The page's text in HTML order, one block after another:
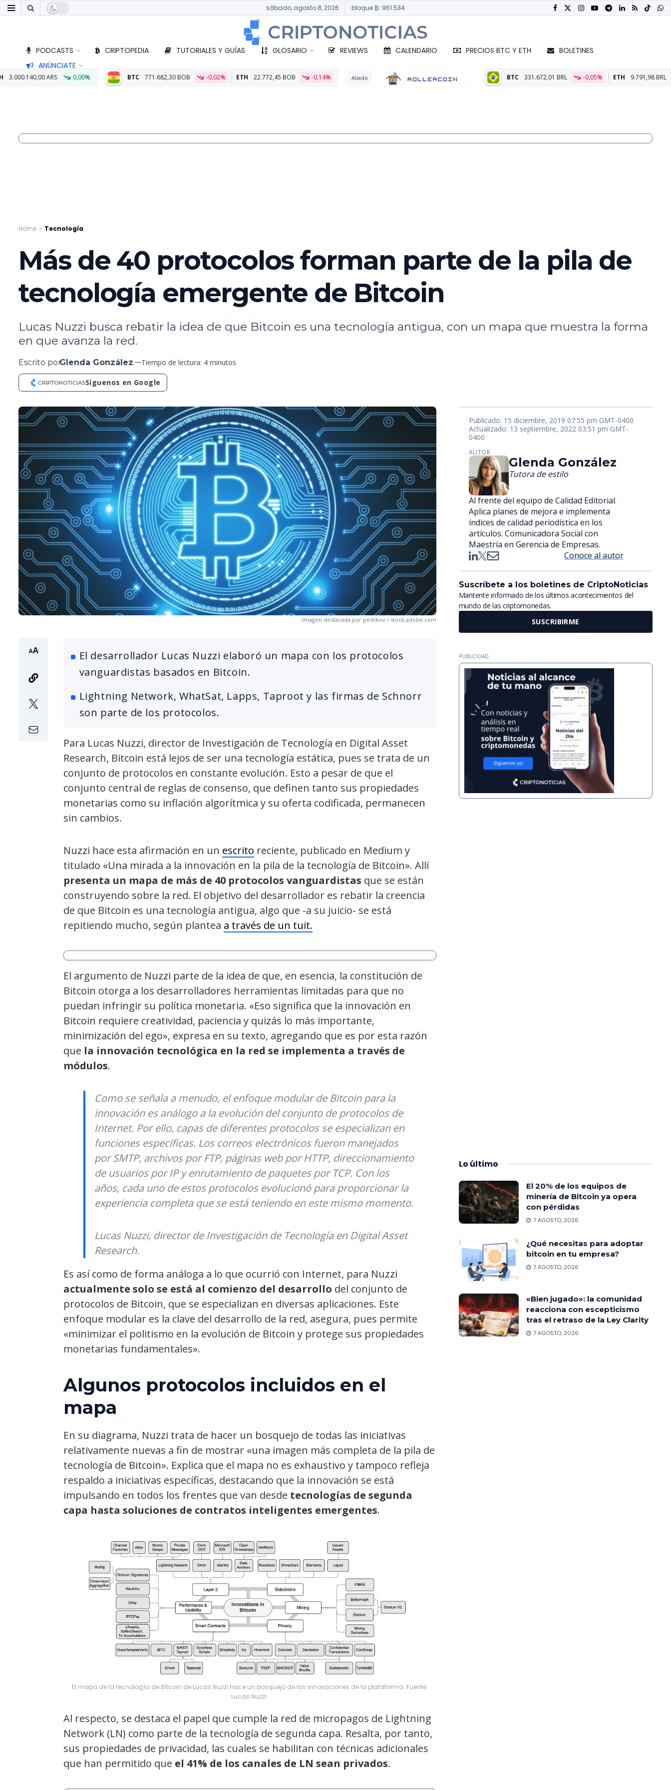
sábado, agosto 8, 2026 bloque ₿: 961.534
PODCASTS CRIPTOPEDIA TUTORIALES Y GUÍAS GLOSARIO REVIEWS CALENDARIO PRECIOS BTC Y ETH
BOLETINES
ANÚNCIATE
0,00% BTC 771.682,30 BOB -0,02% ETH 22.772,45 BOB -0,14% Aliado BTC 331.672,01 BRL -0,05% ETH 9.791,98 BRL 0,07%
Home Tecnología
Más de 40 protocolos forman parte de la pila de
tecnología emergente de Bitcoin
Lucas Nuzzi busca rebatir la idea de que Bitcoin es una tecnología antigua, con un mapa que muestra la forma
en que avanza la red.
Escrito porGlenda González. Tiempo de lectura: 4 minutos
Síguenos en Google
Imagen destacada por peshkov / stock.adobe.com
El desarrollador Lucas Nuzzi elaboró un mapa con los protocolos
vanguardistas basados en Bitcoin.
Lightning Network, WhatSat, Lapps, Taproot y las firmas de Schnorr
son parte de los protocolos.
Para Lucas Nuzzi, director de Investigación de Tecnología en Digital Asset
Research, Bitcoin está lejos de ser una tecnología estática, pues se trata de un
conjunto de protocolos en constante evolución. Esto a pesar de que el
conjunto central de reglas de consenso, que definen tanto sus propiedades
monetarias como su inflación algorítmica y su oferta codificada, permanecen
sin cambios.
Nuzzi hace esta afirmación en un escrito reciente, publicado en Medium y
titulado «Una mirada a la innovación en la pila de la tecnología de Bitcoin». Allí
presenta un mapa de más de 40 protocolos vanguardistas que se están
construyendo sobre la red. El objetivo del desarrollador es rebatir la creencia
de que Bitcoin es una tecnología antigua, algo que -a su juicio- se está
repitiendo mucho, según plantea a través de un tuit.
El argumento de Nuzzi parte de la idea de que, en esencia, la constitución de
Bitcoin otorga a los desarrolladores herramientas limitadas para que no
puedan infringir su política monetaria. «Eso significa que la innovación en
Bitcoin requiere creatividad, paciencia y quizás lo más importante,
minimización del ego», expresa en su texto, agregando que es por esta razón
que la innovación tecnológica en la red se implementa a través de
módulos.
Como se señala a menudo, el enfoque modular de Bitcoin para la
innovación es análogo a la evolución del conjunto de protocolos de
Internet. Por ello, capas de diferentes protocolos se especializan en
funciones específicas. Los correos electrónicos fueron manejados
por SMTP, archivos por FTP, páginas web por HTTP, direccionamiento
de usuarios por IP y enrutamiento de paquetes por TCP. Con los
años, cada uno de estos protocolos evolucionó para proporcionar la
experiencia completa que se está teniendo en este mismo momento.
Lucas Nuzzi, director de Investigación de Tecnología en Digital Asset
Research.
Es así como de forma análoga a lo que ocurrió con Internet, para Nuzzi
actualmente solo se está al comienzo del desarrollo del conjunto de
protocolos de Bitcoin, que se especializan en diversas aplicaciones. Este
enfoque modular es la clave del desarrollo de la red, asegura, pues permite
«minimizar el politismo en la evolución de Bitcoin y protege sus propiedades
monetarias fundamentales».
Algunos protocolos incluidos en el
mapa
En su diagrama, Nuzzi trata de hacer un bosquejo de todas las iniciativas
relativamente nuevas a fin de mostrar «una imagen más completa de la pila de
tecnología de Bitcoin». Explica que el mapa no es exhaustivo y tampoco refleja
respaldo a iniciativas específicas, destacando que la innovación se está
impulsando en todos los frentes que van desde tecnologías de segunda
capa hasta soluciones de contratos inteligentes emergentes.
El mapa de la tecnología de Bitcoin de Lucas Nuzzi hace un bosquejo de las innovaciones de la plataforma. Fuente:
Lucas Nuzzi.
Al respecto, se destaca el papel que cumple la red de micropagos de Lightning
Network (LN) como parte de la tecnología de segunda capa. Resalta, por tanto,
sus propiedades de privacidad, las cuales se habilitan con técnicas adicionales
que han permitido que el 41% de los canales de LN sean privados.
Publicado: 15 diciembre, 2019 07:55 pm GMT-0400
Actualizado: 13 septiembre, 2022 03:51 pm GMT-
0400
AUTOR
Glenda González
Tutora de estilo
Al frente del equipo de Calidad Editorial.
Aplica planes de mejora e implementa
índices de calidad periodística en los
artículos. Comunicadora Social con
Maestría en Gerencia de Empresas.
Conoce al autor
Suscríbete a los boletines de CriptoNoticias
Mantente informado de los últimos acontecimientos del
mundo de las criptomonedas.
SUSCRIBIRME
PUBLICIDAD
Lo último
El 20% de los equipos de
minería de Bitcoin ya opera
con pérdidas
7 AGOSTO, 2026
¿Qué necesitas para adoptar
bitcoin en tu empresa?
7 AGOSTO, 2026
«Bien jugado»: la comunidad
reacciona con escepticismo
tras el retraso de la Ley Clarity
7 AGOSTO, 2026